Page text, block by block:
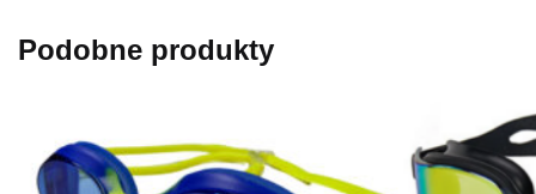
Podobne produkty